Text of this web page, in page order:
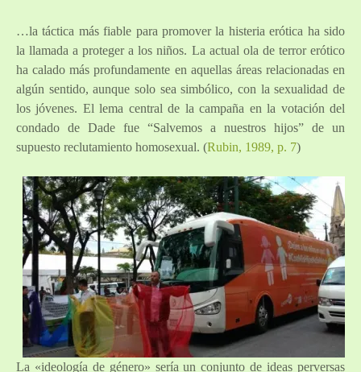
…la táctica más fiable para promover la histeria erótica ha sido
la llamada a proteger a los niños. La actual ola de terror erótico
ha calado más profundamente en aquellas áreas relacionadas en
algún sentido, aunque solo sea simbólico, con la sexualidad de
los jóvenes. El lema central de la campaña en la votación del
condado de Dade fue “Salvemos a nuestros hijos” de un
supuesto reclutamiento homosexual. (Rubin, 1989, p. 7)
La «ideología de género» sería un conjunto de ideas perversas